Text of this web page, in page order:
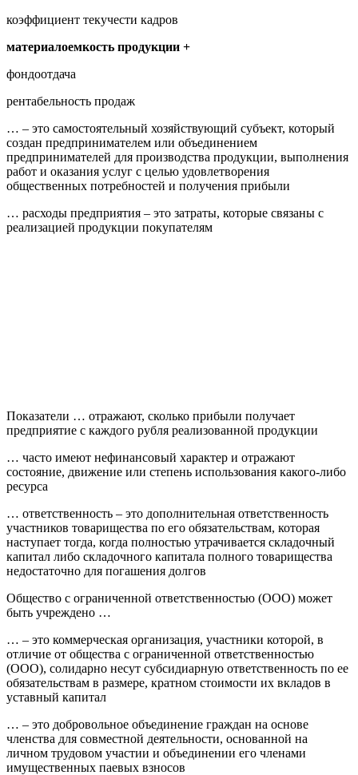
коэффициент текучести кадров
материалоемкость продукции +
фондоотдача
рентабельность продаж
… – это самостоятельный хозяйствующий субъект, который
создан предпринимателем или объединением
предпринимателей для производства продукции, выполнения
работ и оказания услуг с целью удовлетворения
общественных потребностей и получения прибыли
… расходы предприятия – это затраты, которые связаны с
реализацией продукции покупателям
Показатели … отражают, сколько прибыли получает
предприятие с каждого рубля реализованной продукции
… часто имеют нефинансовый характер и отражают
состояние, движение или степень использования какого-либо
ресурса
… ответственность – это дополнительная ответственность
участников товарищества по его обязательствам, которая
наступает тогда, когда полностью утрачивается складочный
капитал либо складочного капитала полного товарищества
недостаточно для погашения долгов
Общество с ограниченной ответственностью (ООО) может
быть учреждено …
… – это коммерческая организация, участники которой, в
отличие от общества с ограниченной ответственностью
(ООО), солидарно несут субсидиарную ответственность по ее
обязательствам в размере, кратном стоимости их вкладов в
уставный капитал
… – это добровольное объединение граждан на основе
членства для совместной деятельности, основанной на
личном трудовом участии и объединении его членами
имущественных паевых взносов